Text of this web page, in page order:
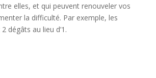
elles, et qui peuvent renouveler vos
la difficulté. Par exemple, les
dégâts au lieu d’1.